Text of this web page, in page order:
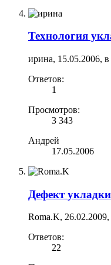
Технология
ирина, 15.05.2006, в
Ответов:
1
Просмотров:
3 343
Андрей
17.05.2006
Дефект
Roma.K, 26.02.2009
Ответов:
22